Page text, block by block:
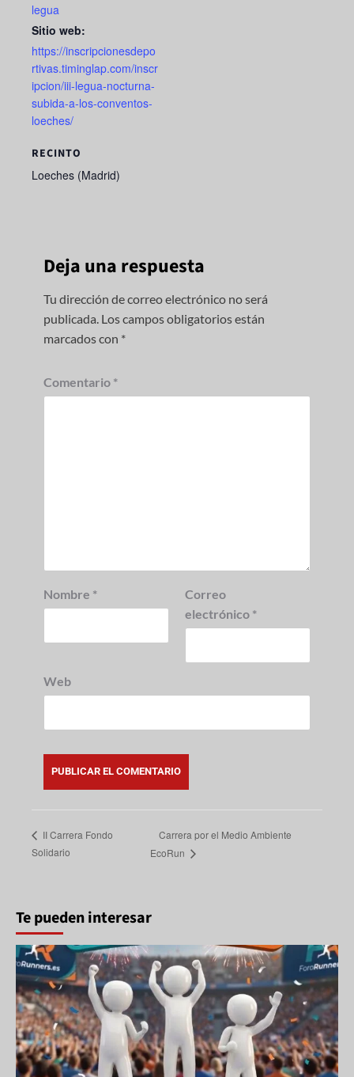
legua
Sitio web:
https://inscripcionesdepo
rtivas.timinglap.com/inscr
ipcion/iii-legua-nocturna-
subida-a-los-conventos-
loeches/
RECINTO
Loeches (Madrid)
Deja una respuesta
Tu dirección de correo electrónico no será
publicada. Los campos obligatorios están
marcados con *
Comentario *
Nombre *
Correo
electrónico *
Web
II Carrera Fondo
Solidario
Carrera por el Medio Ambiente
EcoRun
Te pueden interesar